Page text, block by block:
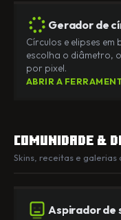
Gerador de
Círculos e elipses
escolha o diâmetro,
por pixel.
ABRIR A
Comunidade &
Skins, receitas e
Aspirador de